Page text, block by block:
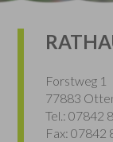
Forstweg 1
77883
Tel.: 07842
Fax: 07842